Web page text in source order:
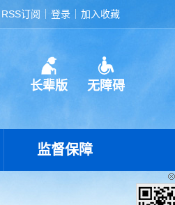
RSS订阅 登录 加入收藏
长辈版 无障碍
监督保障